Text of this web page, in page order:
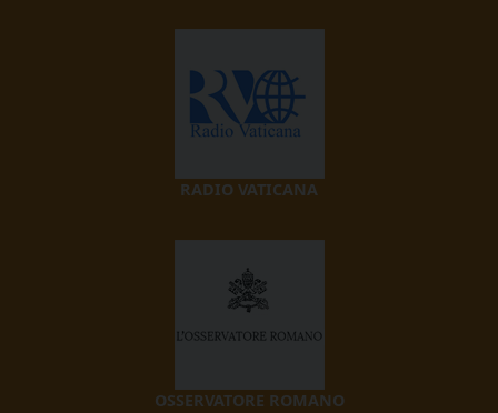
RADIO VATICANA
OSSERVATORE ROMANO